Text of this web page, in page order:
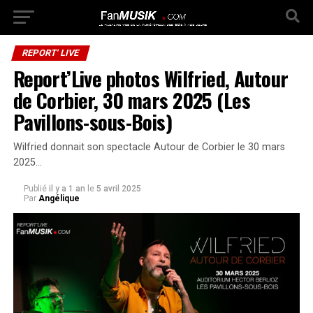
REPORT' LIVE
Report’Live photos Wilfried, Autour
de Corbier, 30 mars 2025 (Les
Pavillons-sous-Bois)
Wilfried donnait son spectacle Autour de Corbier le 30 mars
2025…
Publié il y a 1 an le 5 avril 2025
Par Angélique